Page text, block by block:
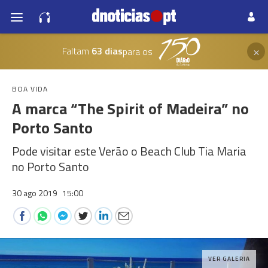
Faltam 63 diaspara os ×
BOA VIDA
A marca “The Spirit of Madeira” no
Porto Santo
Pode visitar este Verão o Beach Club Tia Maria
no Porto Santo
30 ago 2019 15:00
VER GALERIA